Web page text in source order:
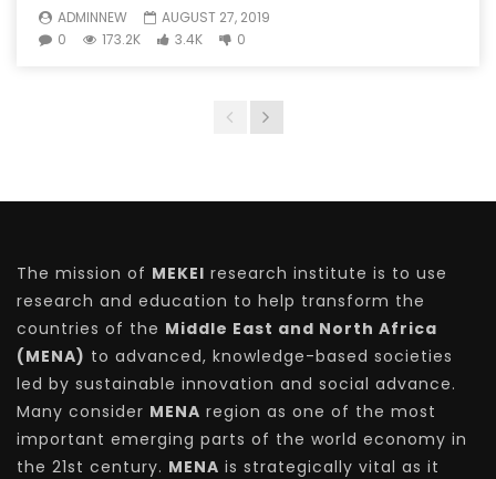
ADMINNEW
AUGUST 27, 2019
0
173.2K 3.4K 0
The mission of MEKEI research institute is to use
research and education to help transform the
countries of the Middle East and North Africa
(MENA) to advanced, knowledge-based societies
led by sustainable innovation and social advance.
Many consider MENA region as one of the most
important emerging parts of the world economy in
the 21st century. MENA is strategically vital as it